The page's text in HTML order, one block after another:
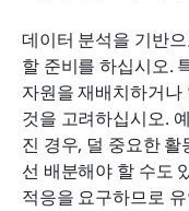
데이터 분석을 기반
할 준비를 하십시오.
자원을 재배치하거나
것을 고려하십시오.
진 경우, 덜 중요한
선 배분해야 할 수도
적응을 요구하므로